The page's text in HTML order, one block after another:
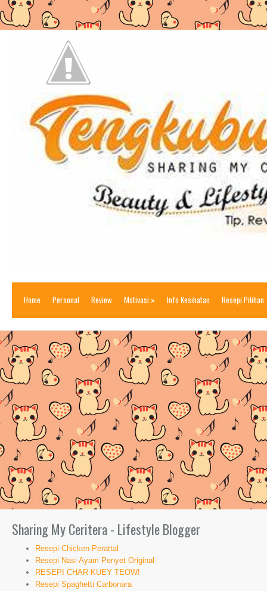
Home Personal Review Motivasi » Info Kesihatan Resepi Pilihan
Sharing My Ceritera - Lifestyle Blogger
Resepi Chicken Perattal
Resepi Nasi Ayam Penyet Original
RESEPI CHAR KUEY TEOW!
Resepi Spaghetti Carbonara